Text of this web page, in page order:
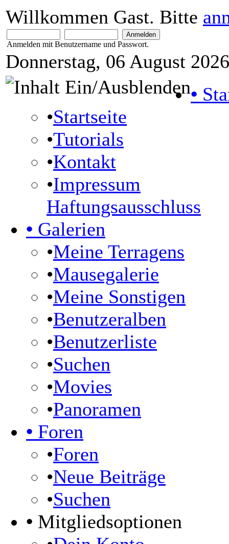
Willkommen Gast. Bitte
Anmelden mit Benutzername und Passwort.
Donnerstag, 06 August
•
•Startseite
•Tutorials
•Kontakt
•Impressum
Haftungsausschluss
• Galerien
•Meine Terragens
•Mausegalerie
•Meine Sonstigen
•Benutzeralben
•Benutzerliste
•Suchen
•Movies
•Panoramen
• Foren
•Foren
•Neue Beiträge
•Suchen
• Mitgliedsoptionen